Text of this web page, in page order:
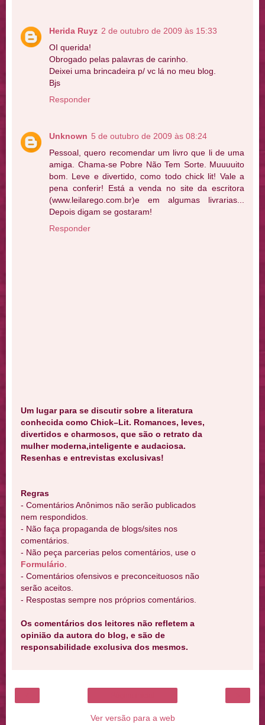
Herida Ruyz 2 de outubro de 2009 às 15:33
OI querida!
Obrogado pelas palavras de carinho.
Deixei uma brincadeira p/ vc lá no meu blog.
Bjs
Responder
Unknown 5 de outubro de 2009 às 08:24
Pessoal, quero recomendar um livro que li de uma
amiga. Chama-se Pobre Não Tem Sorte. Muuuuito
bom. Leve e divertido, como todo chick lit! Vale a
pena conferir! Está a venda no site da escritora
(www.leilarego.com.br)e em algumas livrarias...
Depois digam se gostaram!
Responder
Um lugar para se discutir sobre a literatura
conhecida como Chick–Lit. Romances, leves,
divertidos e charmosos, que são o retrato da
mulher moderna,inteligente e audaciosa.
Resenhas e entrevistas exclusivas!
Regras
- Comentários Anônimos não serão publicados
nem respondidos.
- Não faça propaganda de blogs/sites nos
comentários.
- Não peça parcerias pelos comentários, use o
Formulário
- Comentários ofensivos e preconceituosos não
serão aceitos.
- Respostas sempre nos próprios comentários.
Os comentários dos leitores não refletem a
opinião da autora do blog, e são de
responsabilidade exclusiva dos mesmos.
Ver versão para a web